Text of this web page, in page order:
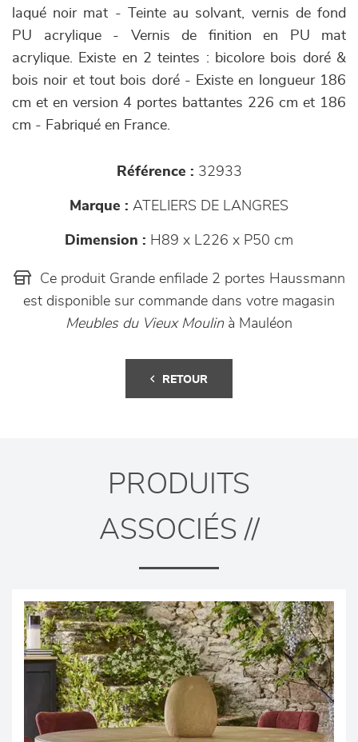
laqué noir mat - Teinte au solvant, vernis de fond
PU acrylique - Vernis de finition en PU mat
acrylique. Existe en 2 teintes : bicolore bois doré &
bois noir et tout bois doré - Existe en longueur 186
cm et en version 4 portes battantes 226 cm et 186
cm - Fabriqué en France.
Référence : 32933
Marque : ATELIERS DE LANGRES
Dimension : H89 x L226 x P50 cm
Ce produit Grande enfilade 2 portes Haussmann
est disponible sur commande dans votre magasin
Meubles du Vieux Moulinà Mauléon
RETOUR
PRODUITS
ASSOCIÉS //